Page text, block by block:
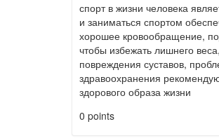
спорт в жизни человека
и заниматься спортом
хорошее кровообращение,
чтобы избежать лишнего
повреждения суставов,
здравоохранения
здорового образа жизни
0 points